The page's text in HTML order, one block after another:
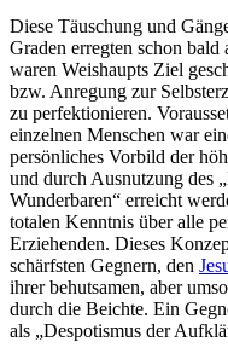
Diese Täuschung und
Graden erregten schon bald
waren Weishaupts Ziel
bzw. Anregung zur
zu perfektionieren.
einzelnen Menschen war
persönliches Vorbild der
und durch Ausnutzung des
Wunderbaren“ erreicht
totalen Kenntnis über alle
Erziehenden. Dieses
schärfsten Gegnern, den
ihrer behutsamen, aber
durch die Beichte. Ein
als „Despotismus der